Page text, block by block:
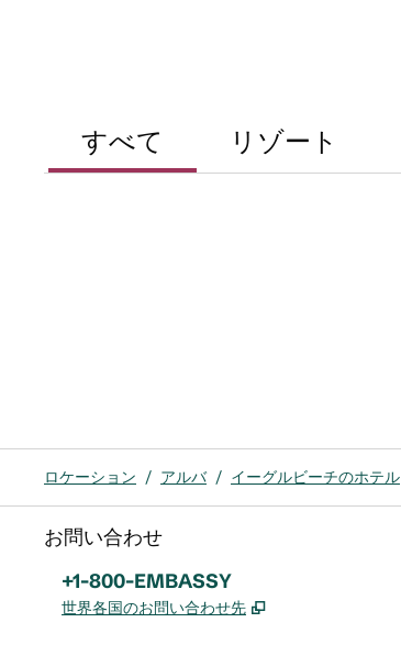
すべて リゾート
ロケーション / アルバ / イーグルビーチのホテル
お問い合わせ
電話：
+1-800-EMBASSY
世界各国のお問い合わせ先 ,